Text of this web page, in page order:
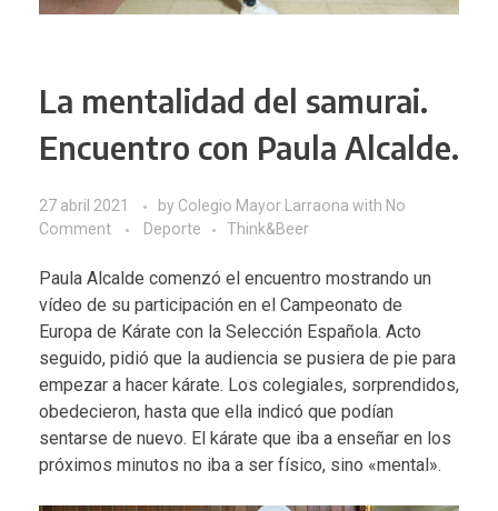
La mentalidad del samurai.
Encuentro con Paula Alcalde.
27 abril 2021 by Colegio Mayor Larraona with No
Comment
Deporte Think&Beer
Paula Alcalde comenzó el encuentro mostrando un
vídeo de su participación en el Campeonato de
Europa de Kárate con la Selección Española. Acto
seguido, pidió que la audiencia se pusiera de pie para
empezar a hacer kárate. Los colegiales, sorprendidos,
obedecieron, hasta que ella indicó que podían
sentarse de nuevo. El kárate que iba a enseñar en los
próximos minutos no iba a ser físico, sino «mental».